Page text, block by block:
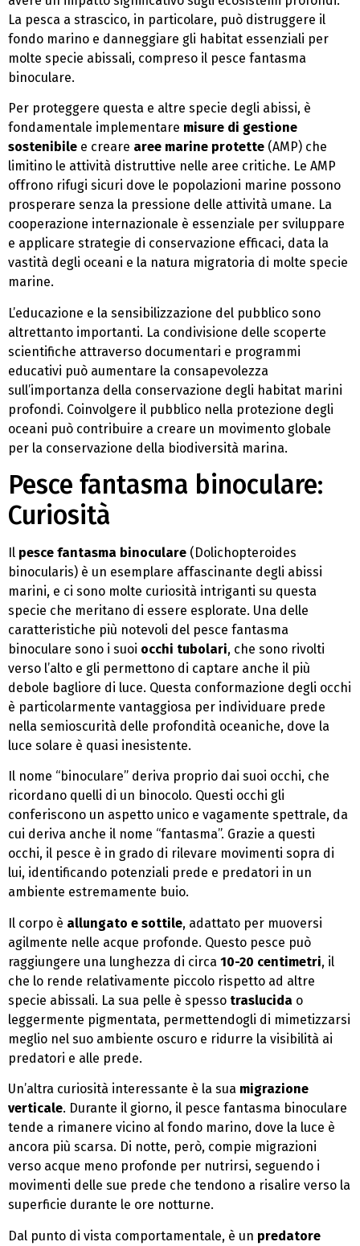
La pesca a strascico, in particolare, può distruggere il
fondo marino e danneggiare gli habitat essenziali per
molte specie abissali, compreso il pesce fantasma
binoculare.
Per proteggere questa e altre specie degli abissi, è
fondamentale implementare misure di gestione
sostenibile e creare aree marine protette (AMP) che
limitino le attività distruttive nelle aree critiche. Le AMP
offrono rifugi sicuri dove le popolazioni marine possono
prosperare senza la pressione delle attività umane. La
cooperazione internazionale è essenziale per sviluppare
e applicare strategie di conservazione efficaci, data la
vastità degli oceani e la natura migratoria di molte specie
marine.
L’educazione e la sensibilizzazione del pubblico sono
altrettanto importanti. La condivisione delle scoperte
scientifiche attraverso documentari e programmi
educativi può aumentare la consapevolezza
sull’importanza della conservazione degli habitat marini
profondi. Coinvolgere il pubblico nella protezione degli
oceani può contribuire a creare un movimento globale
per la conservazione della biodiversità marina.
Pesce fantasma binoculare:
Curiosità
Il pesce fantasma binoculare (Dolichopteroides
binocularis) è un esemplare affascinante degli abissi
marini, e ci sono molte curiosità intriganti su questa
specie che meritano di essere esplorate. Una delle
caratteristiche più notevoli del pesce fantasma
binoculare sono i suoi occhi tubolari, che sono rivolti
verso l’alto e gli permettono di captare anche il più
debole bagliore di luce. Questa conformazione degli occhi
è particolarmente vantaggiosa per individuare prede
nella semioscurità delle profondità oceaniche, dove la
luce solare è quasi inesistente.
Il nome “binoculare” deriva proprio dai suoi occhi, che
ricordano quelli di un binocolo. Questi occhi gli
conferiscono un aspetto unico e vagamente spettrale, da
cui deriva anche il nome “fantasma”. Grazie a questi
occhi, il pesce è in grado di rilevare movimenti sopra di
lui, identificando potenziali prede e predatori in un
ambiente estremamente buio.
Il corpo è allungato e sottile, adattato per muoversi
agilmente nelle acque profonde. Questo pesce può
raggiungere una lunghezza di circa 10-20 centimetri, il
che lo rende relativamente piccolo rispetto ad altre
specie abissali. La sua pelle è spesso traslucida o
leggermente pigmentata, permettendogli di mimetizzarsi
meglio nel suo ambiente oscuro e ridurre la visibilità ai
predatori e alle prede.
Un’altra curiosità interessante è la sua migrazione
verticale. Durante il giorno, il pesce fantasma binoculare
tende a rimanere vicino al fondo marino, dove la luce è
ancora più scarsa. Di notte, però, compie migrazioni
verso acque meno profonde per nutrirsi, seguendo i
movimenti delle sue prede che tendono a risalire verso la
superficie durante le ore notturne.
Dal punto di vista comportamentale, è un predatore